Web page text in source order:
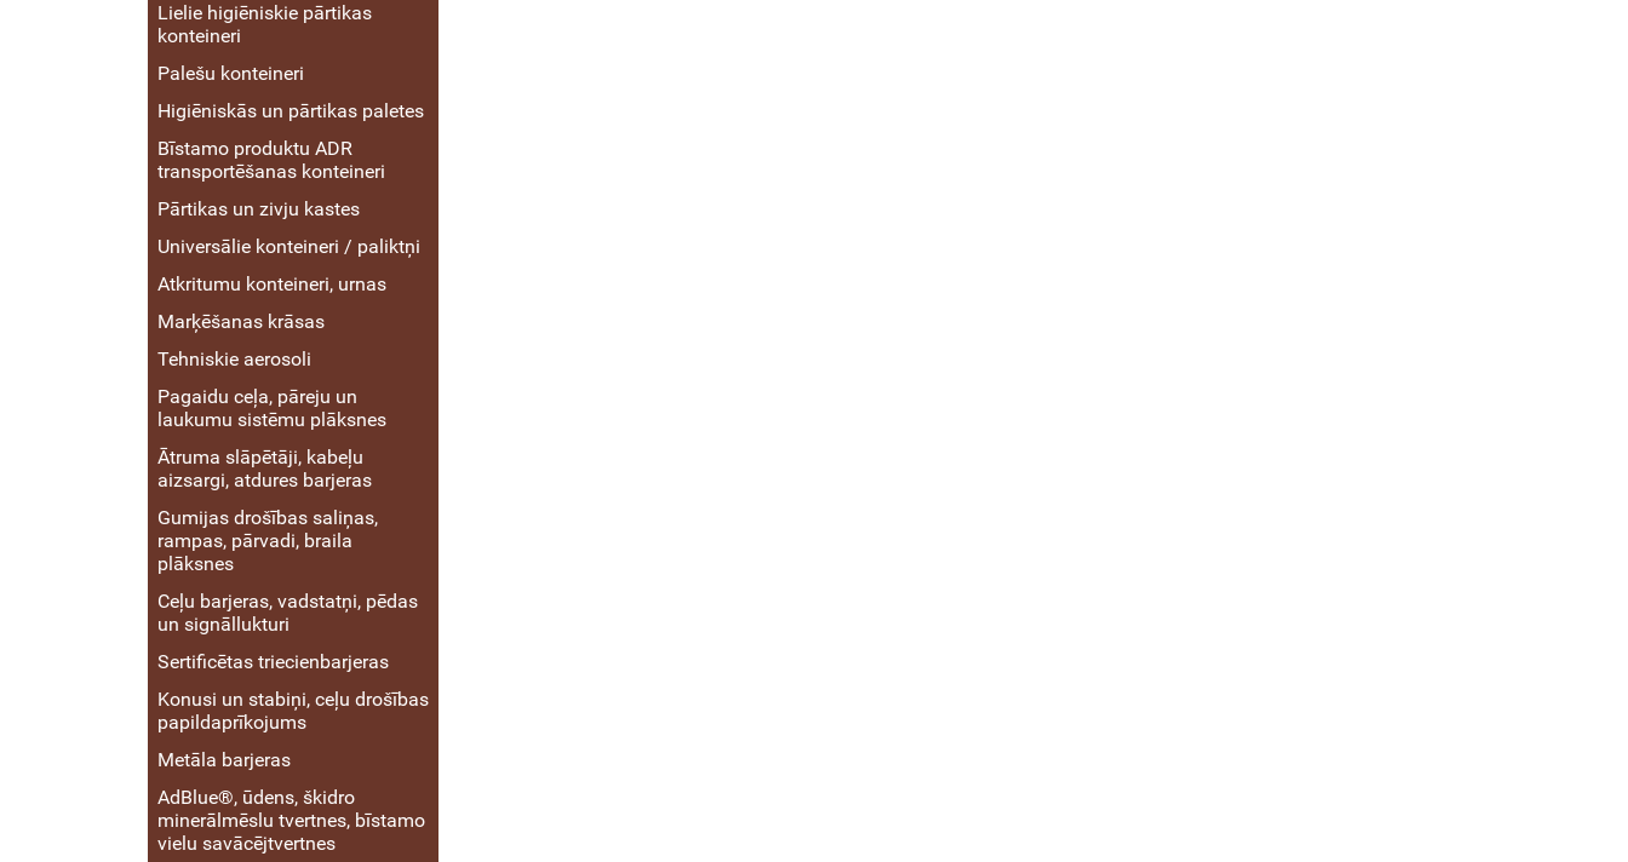
Lielie higiēniskie pārtikas
konteineri
Palešu konteineri
Higiēniskās un pārtikas paletes
Bīstamo produktu ADR
transportēšanas konteineri
Pārtikas un zivju kastes
Universālie konteineri / paliktņi
Atkritumu konteineri, urnas
Marķēšanas krāsas
Tehniskie aerosoli
Pagaidu ceļa, pāreju un
laukumu sistēmu plāksnes
Ātruma slāpētāji, kabeļu
aizsargi, atdures barjeras
Gumijas drošības saliņas,
rampas, pārvadi, braila
plāksnes
Ceļu barjeras, vadstatņi, pēdas
un signāllukturi
Sertificētas triecienbarjeras
Konusi un stabiņi, ceļu drošības
papildaprīkojums
Metāla barjeras
AdBlue®, ūdens, škidro
minerālmēslu tvertnes, bīstamo
vielu savācējtvertnes